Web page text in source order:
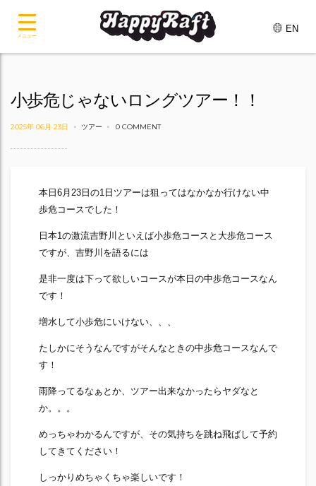
EN
小歩危じゃないロングツアー！！
2025年 06月 23日 ツアー 0 COMMENT
本日6月23日の1日ツアーは狙ってはなかなか行けない中
歩危コースでした！
日本1の激流吉野川といえば小歩危コースと大歩危コース
ですが、吉野川を語るには
是非一度は下って欲しいコースが本日の中歩危コースなん
です！
増水して小歩危にいけない、、、
たしかにそうなんですがそんなときの中歩危コースなんで
す！
雨降ってるなぁとか、ツアー出来なかったらヤダなと
か。。。
めっちゃわかるんですが、その気持ちを跳ね飛ばして予約
してきてください！
しっかりめちゃくちゃ楽しいです！
メニュー